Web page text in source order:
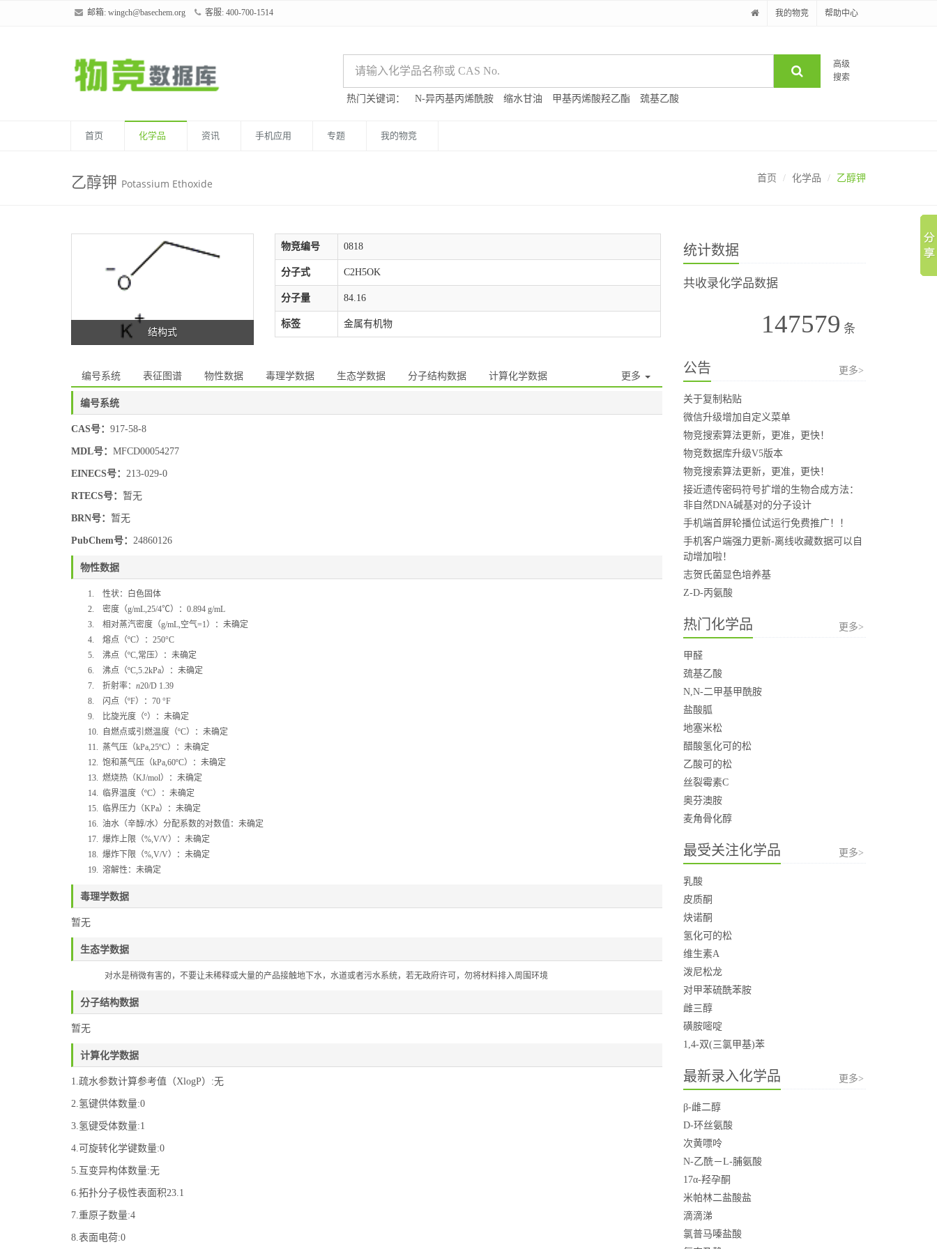
邮箱: wingch@basechem.org 客服: 400-700-1514 我的物竞 帮助中心
高级
搜索
热门关键词： N-异丙基丙烯酰胺 缩水甘油 甲基丙烯酸羟乙酯 巯基乙酸
首页 化学品 资讯 手机应用 专题 我的物竞
乙醇钾 Potassium Ethoxide 首页 化学品 乙醇钾
结构式
物竞编号 0818
分子式 C2H5OK
分子量 84.16
标签 金属有机物
编号系统 表征图谱 物性数据 毒理学数据 生态学数据 分子结构数据 计算化学数据 更多
编号系统
CAS号： 917-58-8
MDL号： MFCD00054277
EINECS号： 213-029-0
RTECS号： 暂无
BRN号： 暂无
PubChem号： 24860126
物性数据
1. 性状：
白色固体
2.
密度（g/mL,25/4℃）： 0.894 g/mL
3.
相对蒸汽密度（g/mL,空气=1）：未确定
4.
熔点（ºC）： 250°C
5.
沸点（ºC,常压）：未确定
6.
沸点（ºC,5.2kPa）：未确定
7.
折射率： n20/D 1.39
8.
闪点（ºF）： 70 °F
9.
比旋光度（º）：未确定
10.
自燃点或引燃温度（ºC）：未确定
11. 蒸气压（kPa,25ºC）：未确定
12. 饱和蒸气压（kPa,60ºC）：未确定
13. 燃烧热（KJ/mol）：未确定
14. 临界温度（ºC）：未确定
15. 临界压力（KPa）：未确定
16. 油水（辛醇/水）分配系数的对数值：未确定
17. 爆炸上限（%,V/V）：未确定
18. 爆炸下限（%,V/V）：未确定
19. 溶解性：未确定
毒理学数据
暂无
生态学数据
对水是稍微有害的，不要让未稀释或大量的产品接触地下水，水道或者污水系统，若无政府许可，勿将材料排入周围环境
分子结构数据
暂无
计算化学数据
1.疏水参数计算参考值（XlogP）:无
2.氢键供体数量:0
3.氢键受体数量:1
4.可旋转化学键数量:0
5.互变异构体数量:无
6.拓扑分子极性表面积23.1
7.重原子数量:4
8.表面电荷:0
统计数据
共收录化学品数据
147579 条
公告 更多>
关于复制粘贴
微信升级增加自定义菜单
物竞搜索算法更新，更准，更快！
物竞数据库升级V5版本
物竞搜索算法更新，更准，更快！
接近遗传密码符号扩增的生物合成方法：
非自然DNA碱基对的分子设计
手机端首屏轮播位试运行免费推广！！
手机客户端强力更新-离线收藏数据可以自
动增加啦！
志贺氏菌显色培养基
Z-D-丙氨酸
热门化学品 更多>
甲醛
巯基乙酸
N,N-二甲基甲酰胺
盐酸胍
地塞米松
醋酸氢化可的松
乙酸可的松
丝裂霉素C
奥芬澳胺
麦角骨化醇
最受关注化学品 更多>
乳酸
皮质酮
炔诺酮
氢化可的松
维生素A
泼尼松龙
对甲苯硫酰苯胺
雌三醇
磺胺嘧啶
1,4-双(三氯甲基)苯
最新录入化学品 更多>
β-雌二醇
D-环丝氨酸
次黄嘌呤
N-乙酰－L-脯氨酸
17α-羟孕酮
米帕林二盐酸盐
滴滴涕
氯普马嗪盐酸